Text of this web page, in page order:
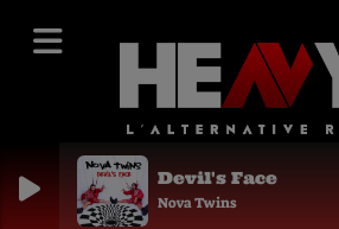
Devil's Face
Nova Twins